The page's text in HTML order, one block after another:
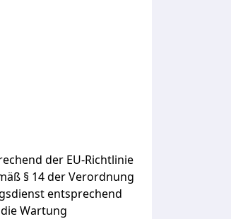
der EU-Richtlinie
§ 14derVerordnung
entsprechend
dieWartung